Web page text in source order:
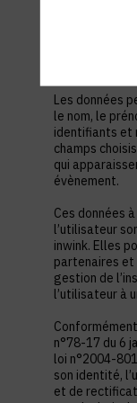
s’inscrire à
évènement,
relatives à
Les données
le nom, le
identifiants et
champs
qui
évènement.
Ces données
l’utilisateur
inwink. Elles
partenaires
gestion de
l’utilisateur à
n°78-17 du 6
loi n°2004-
son identité,
et de